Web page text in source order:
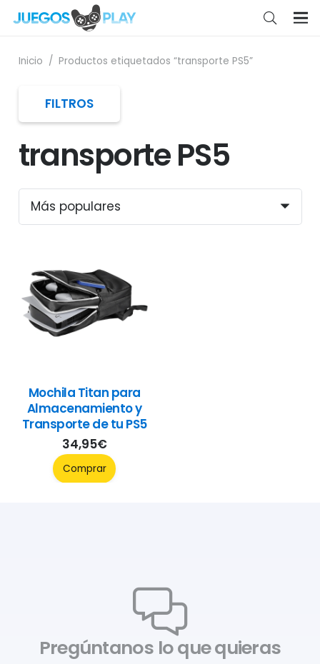
Inicio / Productos etiquetados “transporte PS5”
transporte PS5
Mochila Titan para
Almacenamiento y
Transporte de tu PS5
34,95€
Comprar
FILTROS
Pregúntanos lo que quieras